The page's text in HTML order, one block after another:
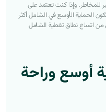
للمخاطر. وإذا كنت تعتمد على
الحماية الأوسع في الشامل أكثر
اتساع نطاق تغطية الشامل
أوسع وراحة